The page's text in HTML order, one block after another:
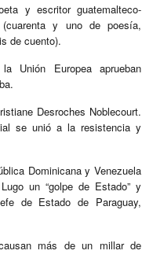
y escritor guatemalteco-
y uno de poesía,
de cuento).
Unión Europea aprueban
Desroches Noblecourt.
se unió a la resistencia y
Dominicana y Venezuela
un “golpe de Estado” y
de Estado de Paraguay,
más de un millar de